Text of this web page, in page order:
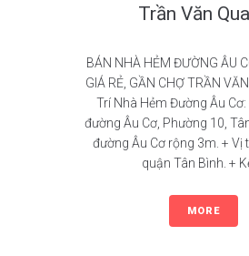
Trần Văn
BÁN NHÀ HẺM ĐƯỜNG ÂU
GIÁ RẺ, GẦN CHỢ TRẦN
Trí Nhà Hẻm Đường Âu
đường Âu Cơ, Phường 10,
đường Âu Cơ rộng 3m. + Vị
quận Tân Bình. +
MORE